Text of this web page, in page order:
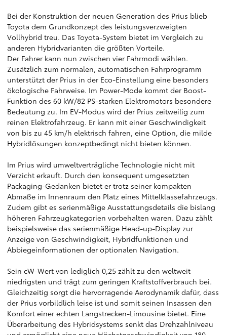
Bei der Konstruktion der neuen Generation des Prius blieb
Toyota dem Grundkonzept des leistungsverzweigten
Vollhybrid treu. Das Toyota-System bietet im Vergleich zu
anderen Hybridvarianten die größten Vorteile.
Der Fahrer kann nun zwischen vier Fahrmodi wählen.
Zusätzlich zum normalen, automatischen Fahrprogramm
unterstützt der Prius in der Eco-Einstellung eine besonders
ökologische Fahrweise. Im Power-Mode kommt der Boost-
Funktion des 60 kW/82 PS-starken Elektromotors besondere
Bedeutung zu. Im EV-Modus wird der Prius zeitweilig zum
reinen Elektrofahrzeug. Er kann mit einer Geschwindigkeit
von bis zu 45 km/h elektrisch fahren, eine Option, die milde
Hybridlösungen konzeptbedingt nicht bieten können.
Im Prius wird umweltverträgliche Technologie nicht mit
Verzicht erkauft. Durch den konsequent umgesetzten
Packaging-Gedanken bietet er trotz seiner kompakten
Abmaße im Innenraum den Platz eines Mittelklassefahrzeugs.
Zudem gibt es serienmäßige Ausstattungsdetails die bislang
höheren Fahrzeugkategorien vorbehalten waren. Dazu zählt
beispielsweise das serienmäßige Head-up-Display zur
Anzeige von Geschwindigkeit, Hybridfunktionen und
Abbiegeinformationen der optionalen Navigation.
Sein cW-Wert von lediglich 0,25 zählt zu den weltweit
niedrigsten und trägt zum geringen Kraftstoffverbrauch bei.
Gleichzeitig sorgt die hervorragende Aerodynamik dafür, dass
der Prius vorbildlich leise ist und somit seinen Insassen den
Komfort einer echten Langstrecken-Limousine bietet. Eine
Überarbeitung des Hybridsystems senkt das Drehzahlniveau